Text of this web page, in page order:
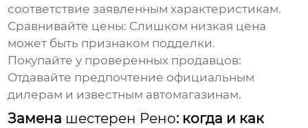
соответствие заявленным характеристикам.
Сравнивайте цены: Слишком низкая цена
может быть признаком подделки.
Покупайте у проверенных продавцов:
Отдавайте предпочтение официальным
дилерам и известным автомагазинам.
Замена шестерен Рено: когда и как